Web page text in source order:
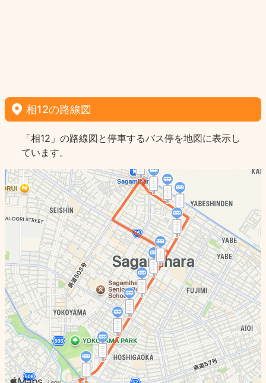
相12の路線図
「相12」の路線図と停車するバス停を地図に表示し
ています。